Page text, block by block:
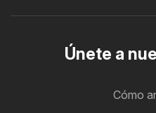
Únete a
Cómo